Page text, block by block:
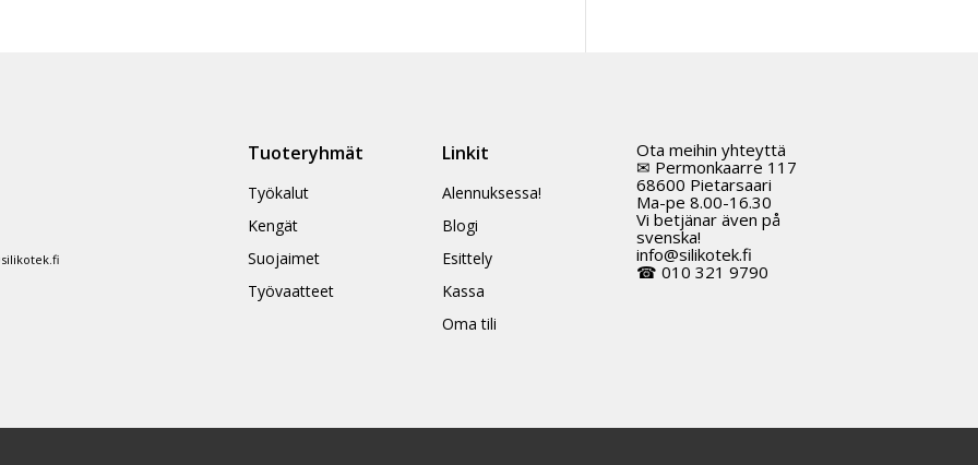
Tuoteryhmät
Työkalut
Kengät
Suojaimet
Työvaatteet
Linkit
Alennuksessa!
Blogi
Esittely
Kassa
Oma tili
Ota meihin yhteyttä
✉ Permonkaarre 117
68600 Pietarsaari
Ma-pe 8.00-16.30
Vi betjänar även på
svenska!
info@silikotek.fi
☎ 010 321 9790